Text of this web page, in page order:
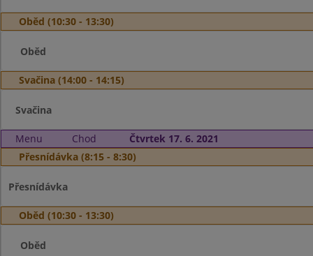
Oběd (10:30 - 13:30)
Oběd
Svačina (14:00 - 14:15)
Svačina
Menu Chod
Čtvrtek 17. 6. 2021
Přesnídávka (8:15 - 8:30)
Přesnídávka
Oběd (10:30 - 13:30)
Oběd